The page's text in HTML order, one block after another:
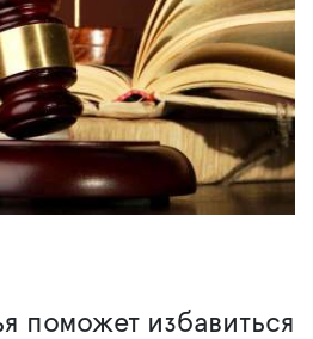
поможет избавиться